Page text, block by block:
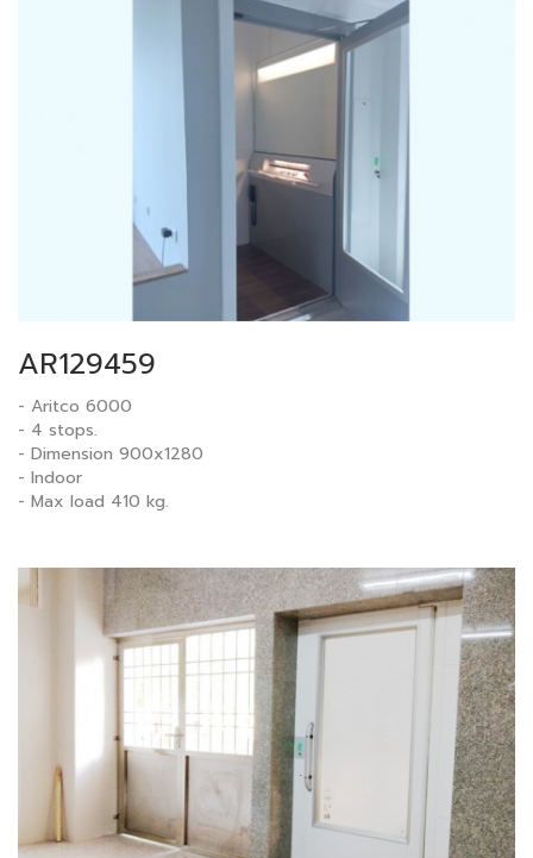
AR129459
- Aritco 6000
- 4 stops.
- Dimension 900x1280
- Indoor
- Max load 410 kg.